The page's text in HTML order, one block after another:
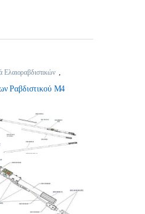
Ελαιοραβδιστικών ,
Ραβδιστικού Μ4